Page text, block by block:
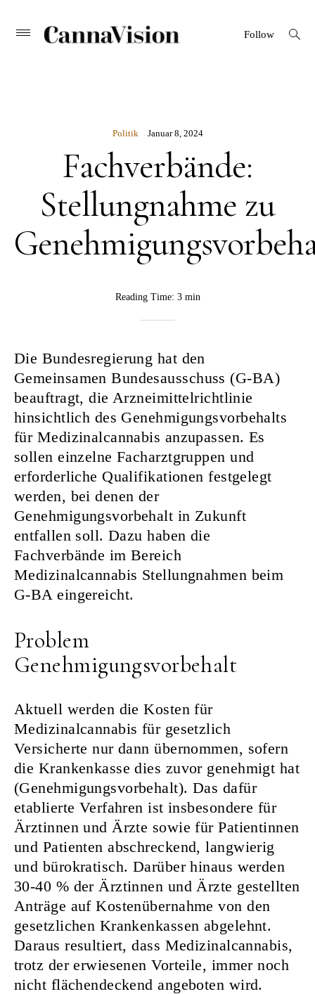
Skip Primary
Menu
CANNAVISION
Follow
open
search
Politik Januar 8, 2024
Fachverbände:
Stellungnahme zu
Reading Time: 3 min
Die Bundesregierung hat den
Gemeinsamen Bundesausschuss (G-BA)
beauftragt, die Arzneimittelrichtlinie
hinsichtlich des Genehmigungsvorbehalts
für Medizinalcannabis anzupassen. Es
sollen einzelne Facharztgruppen und
erforderliche Qualifikationen festgelegt
werden, bei denen der
Genehmigungsvorbehalt in Zukunft
entfallen soll. Dazu haben die
Fachverbände im Bereich
Medizinalcannabis Stellungnahmen beim
G-BA eingereicht.
Problem
Genehmigungsvorbehalt
Aktuell werden die Kosten für
Medizinalcannabis für gesetzlich
Versicherte nur dann übernommen, sofern
die Krankenkasse dies zuvor genehmigt hat
(Genehmigungsvorbehalt). Das dafür
etablierte Verfahren ist insbesondere für
Ärztinnen und Ärzte sowie für Patientinnen
und Patienten abschreckend, langwierig
und bürokratisch. Darüber hinaus werden
30-40 % der Ärztinnen und Ärzte gestellten
Anträge auf Kostenübernahme von den
gesetzlichen Krankenkassen abgelehnt.
Daraus resultiert, dass Medizinalcannabis,
trotz der erwiesenen Vorteile, immer noch
nicht flächendeckend angeboten wird.